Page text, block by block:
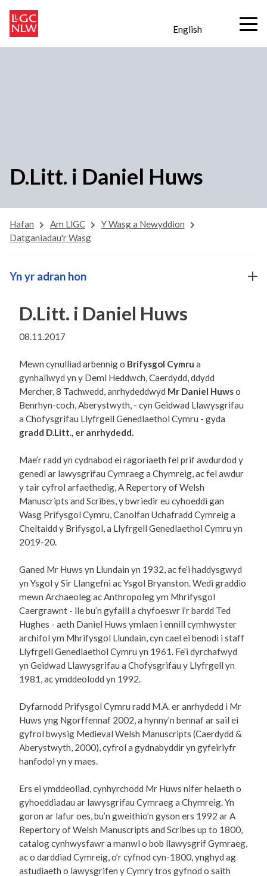
English
D.Litt. i Daniel Huws
Hafan Am LlGC
Y Wasg a Newyddion
Datganiadau'r Wasg
D.Litt. i Daniel Huws
08.11.2017
Mewn cynulliad arbennig o Brifysgol Cymru a
gynhaliwyd yn y Deml Heddwch, Caerdydd, ddydd
Mercher, 8 Tachwedd, anrhydeddwyd Mr Daniel Huwso
Benrhyn-coch, Aberystwyth, - cyn Geidwad Llawysgrifau
a Chofysgrifau Llyfrgell Genedlaethol Cymru - gyda
gradd D.Litt., er anrhydedd.
Mae’r radd yn cydnabod ei ragoriaeth fel prif awdurdod y
genedl ar lawysgrifau Cymraeg a Chymreig, ac fel awdur
y tair cyfrol arfaethedig, A Repertory of Welsh
Manuscripts and Scribes, y bwriedir eu cyhoeddi gan
Wasg Prifysgol Cymru, Canolfan Uchafradd Cymreig a
Cheltaidd y Brifysgol, a Llyfrgell Genedlaethol Cymru yn
2019-20.
Ganed Mr Huws yn Llundain yn 1932, ac fe’i haddysgwyd
yn Ysgol y Sir Llangefni ac Ysgol Bryanston. Wedi graddio
mewn Archaeoleg ac Anthropoleg ym Mhrifysgol
Caergrawnt - lle bu’n gyfaill a chyfoeswr i’r bardd Ted
Hughes - aeth Daniel Huws ymlaen i ennill cymhwyster
archifol ym Mhrifysgol Llundain, cyn cael ei benodi i staff
Llyfrgell Genedlaethol Cymru yn 1961. Fe’i dyrchafwyd
yn Geidwad Llawysgrifau a Chofysgrifau y Llyfrgell yn
1981, ac ymddeolodd yn 1992.
Dyfarnodd Prifysgol Cymru radd M.A. er anrhydedd i Mr
Huws yng Ngorffennaf 2002, a hynny’n bennaf ar sail ei
gyfrol bwysig Medieval Welsh Manuscripts (Caerdydd &
Aberystwyth, 2000), cyfrol a gydnabyddir yn gyfeirlyfr
hanfodol yn y maes.
Ers ei ymddeoliad, cynhyrchodd Mr Huws nifer helaeth o
gyhoeddiadau ar lawysgrifau Cymraeg a Chymreig. Yn
goron ar lafur oes, bu’n gweithio’n gyson ers 1992 ar A
Repertory of Welsh Manuscripts and Scribes up to 1800,
catalog cynhwysfawr a manwl o bob llawysgrif Gymraeg,
ac o darddiad Cymreig, o’r cyfnod cyn-1800, ynghyd ag
astudiaeth o lawysgrifen y Cymry tros gyfnod o saith
Yn yr adran hon